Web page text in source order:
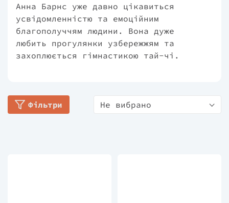
Анна Барнс уже давно цікавиться
усвідомленністю та емоційним
благополуччям людини. Вона дуже
любить прогулянки узбережжям та
захоплюється гімнастикою тай-чі.
Фільтри Не вибрано